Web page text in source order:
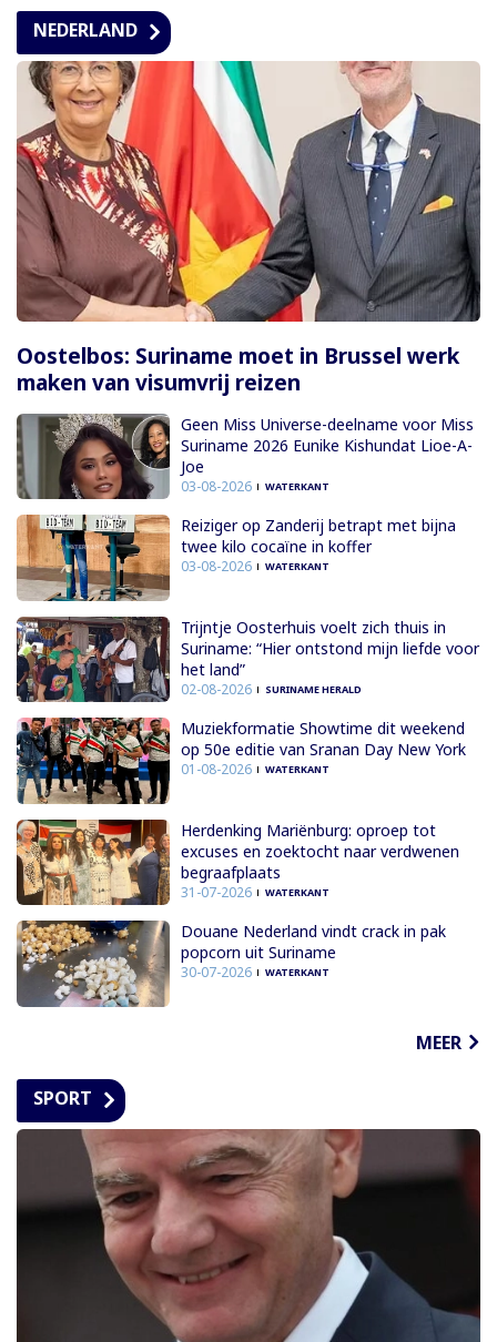
NEDERLAND
Oostelbos: Suriname moet in Brussel werk
maken van visumvrij reizen
Geen Miss Universe-deelname voor Miss
Suriname 2026 Eunike Kishundat Lioe-A-
Joe
03-08-2026 WATERKANT
Reiziger op Zanderij betrapt met bijna
twee kilo cocaïne in koffer
03-08-2026 WATERKANT
Trijntje Oosterhuis voelt zich thuis in
Suriname: “Hier ontstond mijn liefde voor
het land”
02-08-2026 SURINAME HERALD
Muziekformatie Showtime dit weekend
op 50e editie van Sranan Day New York
01-08-2026 WATERKANT
Herdenking Mariënburg: oproep tot
excuses en zoektocht naar verdwenen
begraafplaats
31-07-2026 WATERKANT
Douane Nederland vindt crack in pak
popcorn uit Suriname
30-07-2026 WATERKANT
MEER
SPORT